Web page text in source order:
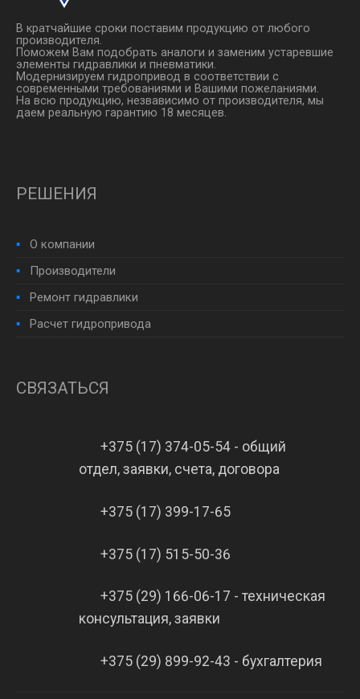
В кратчайшие сроки поставим продукцию от любого
производителя.
Поможем Вам подобрать аналоги и заменим устаревшие
элементы гидравлики и пневматики.
Модернизируем гидропривод в соответствии с
современными требованиями и Вашими пожеланиями.
На всю продукцию, незвависимо от производителя, мы
даем реальную гарантию 18 месяцев.
РЕШЕНИЯ
О компании
Производители
Ремонт гидравлики
Расчет гидропривода
СВЯЗАТЬСЯ
+375 (17) 374-05-54 - общий
отдел, заявки, счета, договора
+375 (17) 399-17-65
+375 (17) 515-50-36
+375 (29) 166-06-17 - техническая
консультация, заявки
+375 (29) 899-92-43 - бухгалтерия